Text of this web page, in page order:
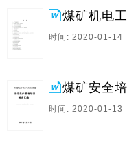
制度 5 四、安全教育
2、 贵州天健集团 金
五年元月 目录 一、井
3、 煤矿瓦斯抽放管
的采掘工作面，由施
煤矿机电
时间: 2020-01-
煤矿安全
时间: 2020-01-